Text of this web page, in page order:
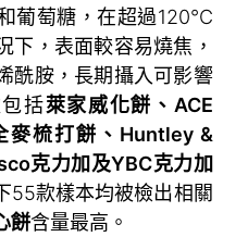
葡萄糖，在超過120°C
下，表面較容易燒焦，
酰胺，長期攝入可影響
括萊家威化餅、ACE
麥梳打餅、Huntley &
克力加及YBC克力加
55款樣本均被檢出相關
餅含量最高。